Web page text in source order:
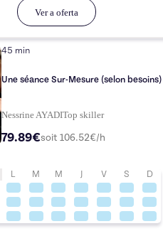
Ver a oferta
45 min
Une séance Sur-Mesure (selon besoins)
Nessrine AYADITop skiller
79.89€soit 106.52€/h
L M M J V S D